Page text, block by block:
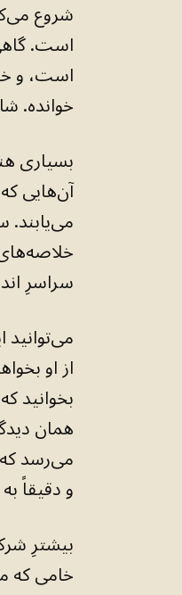
شروع
است.
است، و
خوانده.
سراسرِ
می‌توانید
همان
می‌رسد
و دقیقاً
بیشترِ
خامی که